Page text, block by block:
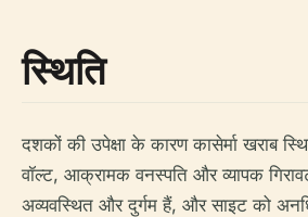
स्थिति
दशकों की उपेक्षा के कारण कासेर्मा खराब
वॉल्ट, आक्रामक वनस्पति और व्यापक
अव्यवस्थित और दुर्गम हैं, और साइट को